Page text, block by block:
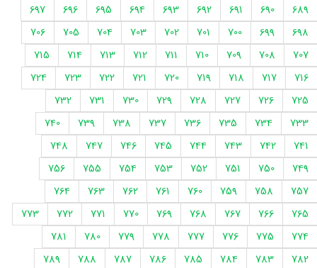
689
690
691
692
693
694
695
696
697
698
699
700
701
702
703
704
705
706
707
708
709
710
711
712
713
714
715
716
717
718
719
720
721
722
723
724
725
726
727
728
729
730
731
732
733
734
735
736
737
738
739
740
741
742
743
744
745
746
747
748
749
750
751
752
753
754
755
756
757
758
759
760
761
762
763
764
765
766
767
768
769
770
771
772
773
774
775
776
777
778
779
780
781
782
783
784
785
786
787
788
789